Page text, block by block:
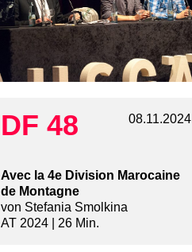
DF 48 08.11.2024
Avec la 4e Division Marocaine
de Montagne
von Stefania Smolkina
AT 2024 | 26 Min.